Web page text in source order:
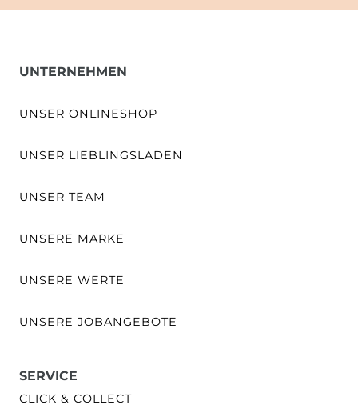
UNTERNEHMEN
UNSER ONLINESHOP
UNSER LIEBLINGSLADEN
UNSER TEAM
UNSERE MARKE
UNSERE WERTE
UNSERE JOBANGEBOTE
SERVICE
CLICK & COLLECT